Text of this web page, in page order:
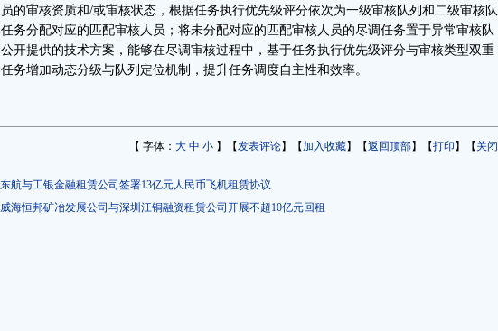
的审核资质和/或审核状态，根据任务执行优先级评分依次为一级审核队列和二级审核队
务分配对应的匹配审核人员；将未分配对应的匹配审核人员的尽调任务置于异常审核队
开提供的技术方案，能够在尽调审核过程中，基于任务执行优先级评分与审核类型双重
务增加动态分级与队列定位机制，提升任务调度自主性和效率。
【 字体： 大 中 小 】【发表评论】【加入收藏】【返回顶部】【打印 】【 关闭
东航与工银金融租赁公司签署13亿元人民币飞机租赁协议
威海恒邦矿冶发展公司与深圳江铜融资租赁公司开展不超10亿元回租